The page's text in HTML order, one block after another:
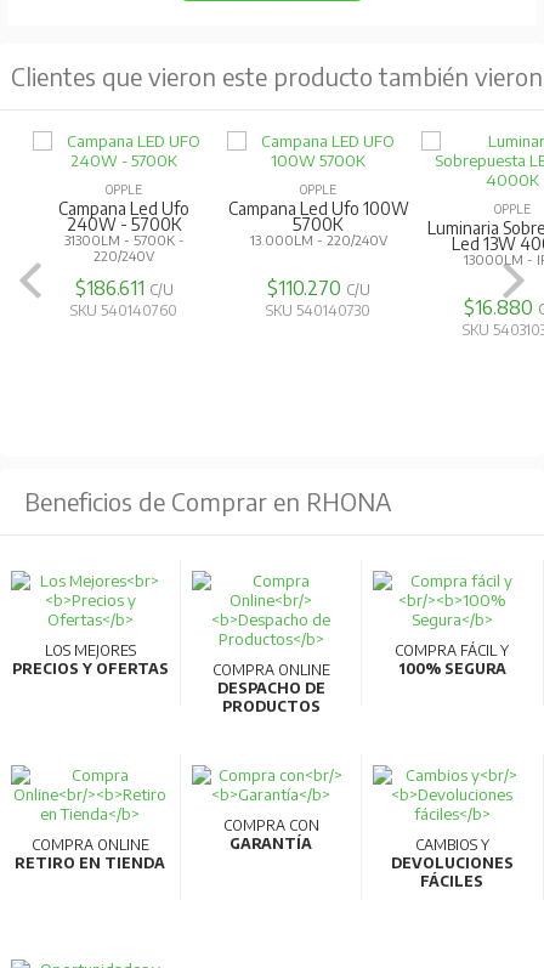
Temperatura de funcionamiento:
CRI:
Clientes que vieron este producto también vieron
OPPLE
Campana Led Ufo
240W - 5700K
31300LM - 5700K -
220/240V
$186.611 C/U
SKU 540140760
OPPLE
Campana Led Ufo 100W
5700K
13.000LM - 220/240V
$110.270 C/U
SKU 540140730
OPPLE
Luminaria
Led 13W
13000LM -
$16.880
SKU
Beneficios de Comprar en RHONA
LOS MEJORES
PRECIOS Y OFERTAS
COMPRA ONLINE
DESPACHO DE
PRODUCTOS
COMPRA FÁCIL Y
100% SEGURA
COMPRA ONLINE
RETIRO EN TIENDA
COMPRA CON
GARANTÍA
CAMBIOS Y
DEVOLUCIONES
FÁCILES